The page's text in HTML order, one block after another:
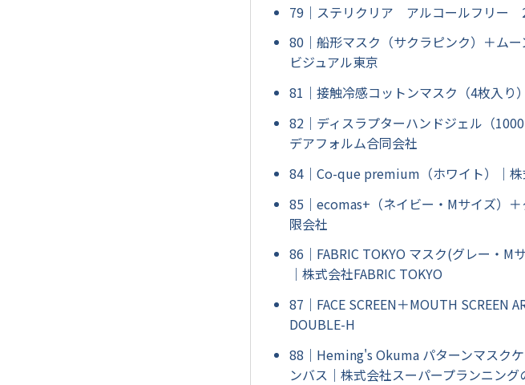
79｜ステリクリア アルコールフリー
80｜船形マスク（サクラピンク）＋ム
ビジュアル東京
81｜接触冷感コットンマスク（4枚入り
82｜ディスラプターハンドジェル（
デアフォルム合同会社
84｜Co-que premium（ホワイト）｜
85｜ecomas+（ネイビー・Mサイズ）
限会社
86｜FABRIC TOKYO マスク(グレー・M
｜株式会社FABRIC TOKYO
87｜FACE SCREEN＋MOUTH SCREEN
DOUBLE-H
88｜Heming's Okuma パターンマスク
ンバス｜株式会社スーパープランニング